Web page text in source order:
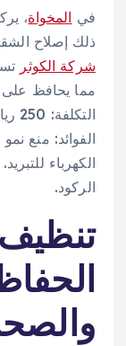
في المخواة،
ذلك إصلاح
شركة الكوثر
مما يحافظ على
الكهرباء
الركود.
تنظيف